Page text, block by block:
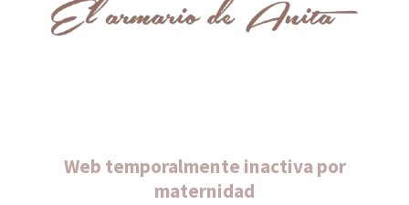
Web temporalmente inactiva por
maternidad